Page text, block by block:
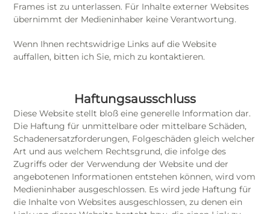
Frames ist zu unterlassen. Für Inhalte externer Websites
übernimmt der Medieninhaber keine Verantwortung.
Wenn Ihnen rechtswidrige Links auf die Website
auffallen, bitten ich Sie, mich zu kontaktieren.
Haftungsausschluss
Diese Website stellt bloß eine generelle Information dar.
Die Haftung für unmittelbare oder mittelbare Schäden,
Schadenersatzforderungen, Folgeschäden gleich welcher
Art und aus welchem Rechtsgrund, die infolge des
Zugriffs oder der Verwendung der Website und der
angebotenen Informationen entstehen können, wird vom
Medieninhaber ausgeschlossen. Es wird jede Haftung für
die Inhalte von Websites ausgeschlossen, zu denen ein